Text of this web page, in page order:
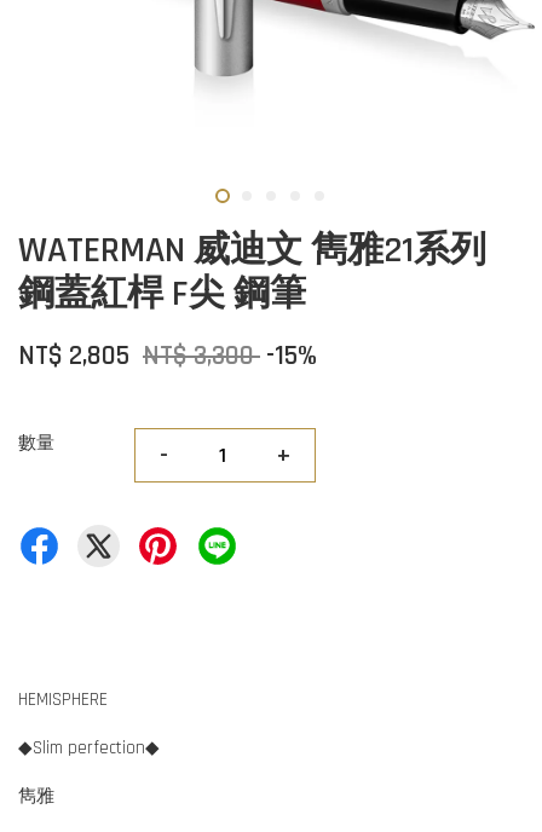
WATERMAN 威迪文 雋雅21系列
鋼蓋紅桿 F尖 鋼筆
NT$ 2,805 NT$ 3,300 -15%
數量 - +
HEMISPHERE
◆Slim perfection◆
雋雅